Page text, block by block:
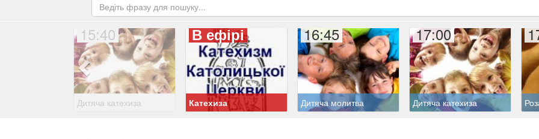
15:40
Дитяча катехиза
В ефірі
Катехиза
16:45
Дитяча молитва
17:00
Дитяча катехиза